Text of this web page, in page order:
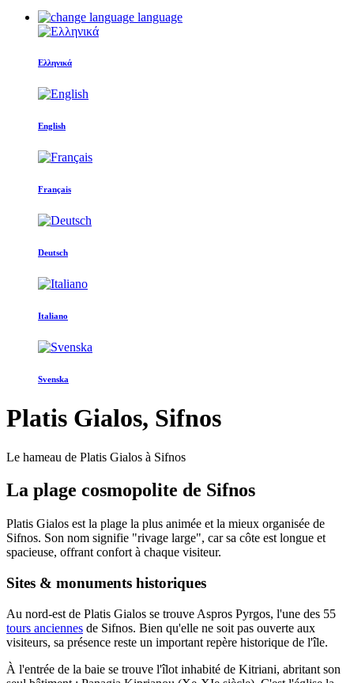
language
Ελληνικά
English
Français
Deutsch
Italiano
Svenska
Platis Gialos, Sifnos
Le hameau de Platis Gialos à Sifnos
La plage cosmopolite de Sifnos
Platis Gialos est la plage la plus animée et la mieux organisée de
Sifnos. Son nom signifie "rivage large", car sa côte est longue et
spacieuse, offrant confort à chaque visiteur.
Sites & monuments historiques
Au nord-est de Platis Gialos se trouve Aspros Pyrgos, l'une des 55
tours anciennes de Sifnos. Bien qu'elle ne soit pas ouverte aux
visiteurs, sa présence reste un important repère historique de l'île.
À l'entrée de la baie se trouve l'îlot inhabité de Kitriani, abritant son